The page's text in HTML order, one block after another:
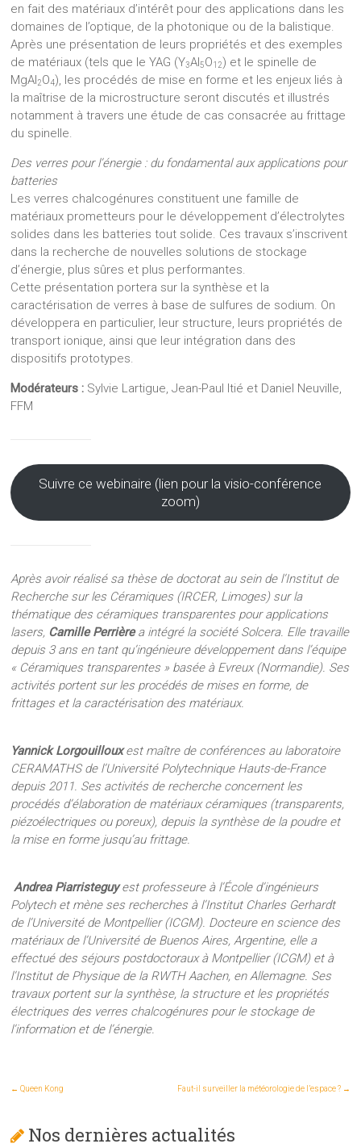
en fait des matériaux d’intérêt pour des applications dans les
domaines de l’optique, de la photonique ou de la balistique.
Après une présentation de leurs propriétés et des exemples
de matériaux (tels que le YAG (Y3Al5O12) et le spinelle de
MgAl2O4), les procédés de mise en forme et les enjeux liés à
la maîtrise de la microstructure seront discutés et illustrés
notamment à travers une étude de cas consacrée au frittage
du spinelle.
Des verres pour l’énergie : du fondamental aux applications pour
batteries
Les verres chalcogénures constituent une famille de
matériaux prometteurs pour le développement d’électrolytes
solides dans les batteries tout solide. Ces travaux s’inscrivent
dans la recherche de nouvelles solutions de stockage
d’énergie, plus sûres et plus performantes.
Cette présentation portera sur la synthèse et la
caractérisation de verres à base de sulfures de sodium. On
développera en particulier, leur structure, leurs propriétés de
transport ionique, ainsi que leur intégration dans des
dispositifs prototypes.
Modérateurs : Sylvie Lartigue, Jean-Paul Itié et Daniel Neuville,
FFM
Suivre ce webinaire (lien pour la visio-conférence
zoom)
Après avoir réalisé sa thèse de doctorat au sein de l’Institut de
Recherche sur les Céramiques (IRCER, Limoges) sur la
thématique des céramiques transparentes pour applications
lasers, Camille Perrièrea intégré la société Solcera. Elle travaille
depuis 3 ans en tant qu’ingénieure développement dans l’équipe
« Céramiques transparentes » basée à Evreux (Normandie). Ses
activités portent sur les procédés de mises en forme, de
frittages et la caractérisation des matériaux.
Yannick Lorgouillouxest maître de conférences au laboratoire
CERAMATHS de l’Université Polytechnique Hauts-de-France
depuis 2011. Ses activités de recherche concernent les
procédés d’élaboration de matériaux céramiques (transparents,
piézoélectriques ou poreux), depuis la synthèse de la poudre et
la mise en forme jusqu’au frittage.
Andrea Piarristeguyest professeure à l’École d’ingénieurs
Polytech et mène ses recherches à l’Institut Charles Gerhardt
de l’Université de Montpellier (ICGM). Docteure en science des
matériaux de l’Université de Buenos Aires, Argentine, elle a
effectué des séjours postdoctoraux à Montpellier (ICGM) et à
l’Institut de Physique de la RWTH Aachen, en Allemagne. Ses
travaux portent sur la synthèse, la structure et les propriétés
électriques des verres chalcogénures pour le stockage de
l’information et de l’énergie.
← Queen Kong Faut-il surveiller la météorologie de l’espace ? →
Nos dernières actualités